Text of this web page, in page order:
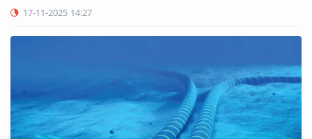
17-11-2025 14:27